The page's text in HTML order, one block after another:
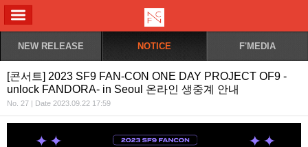
NEW RELEASE NOTICE F'MEDIA
[콘서트] 2023 SF9 FAN-CON ONE DAY PROJECT OF9 -
unlock FANDORA- in Seoul 온라인 생중계 안내
No. 27 | Date 2023.09.22 17:59